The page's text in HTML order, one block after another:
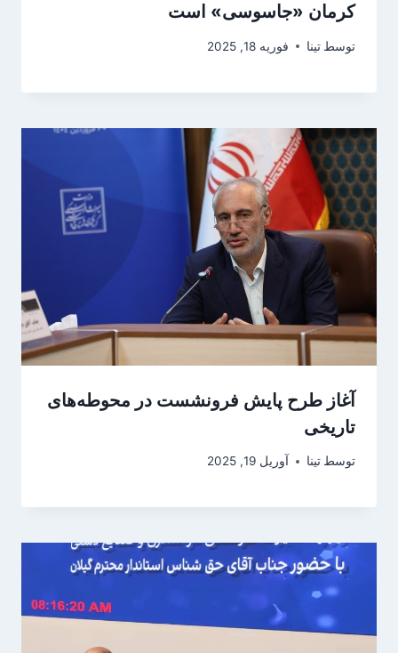
کرمان «جاسوسی» است
توسط تینا فوریه 18, 2025
آغاز طرح پایش فرونشست در محوطه‌های
تاریخی
توسط تینا آوریل 19, 2025